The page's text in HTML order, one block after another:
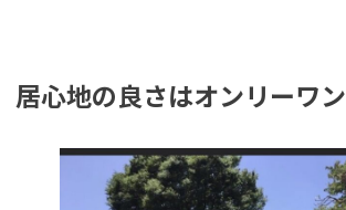
居心地の良さはオンリーワン